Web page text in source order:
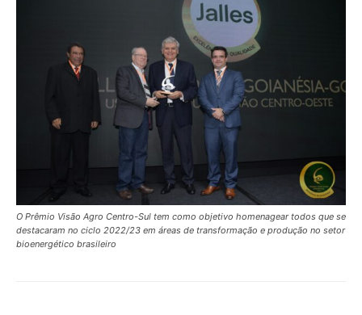
O Prêmio Visão Agro Centro-Sul tem como objetivo homenagear todos que se
destacaram no ciclo 2022/23 em áreas de transformação e produção no setor
bioenergético brasileiro